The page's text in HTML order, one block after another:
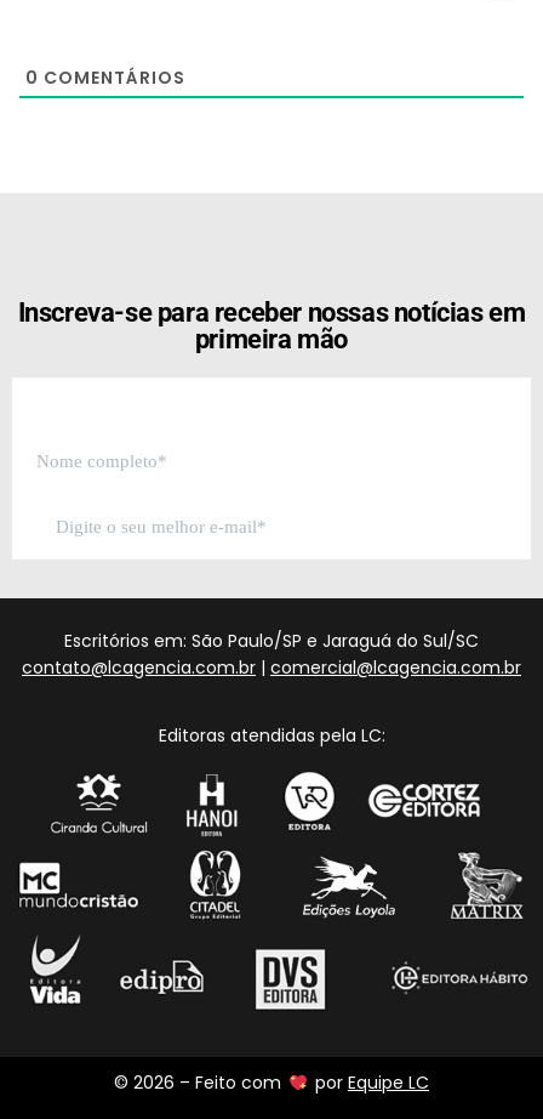
0 COMENTÁRIOS
Inscreva-se para receber nossas notícias em
primeira mão
Escritórios em: São Paulo/SP e Jaraguá do Sul/SC
contato@lcagencia.com.br | comercial@lcagencia.com.br
Editoras atendidas pela LC:
© 2026 – Feito com por Equipe LC